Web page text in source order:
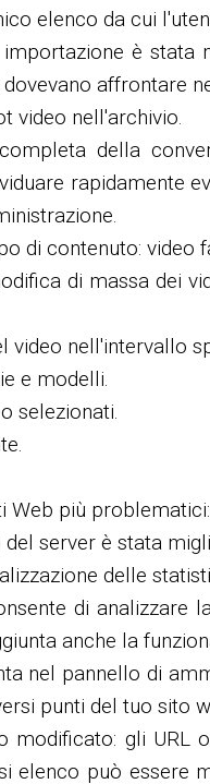
elenco da cui
è
affrontare
video nell'archivio.
della
rapidamente
di contenuto: video
di massa dei
video nell'intervallo
e modelli.
selezionati.
più
server è stata
delle
di analizzare
anche la
nel pannello di
punti del tuo sito
modificato: gli
elenco può